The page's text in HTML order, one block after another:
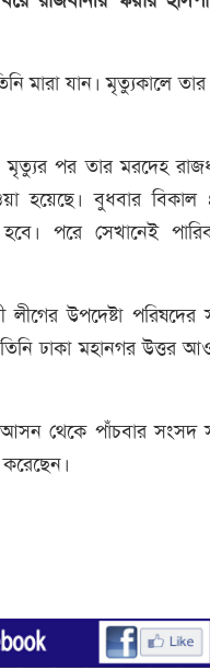
মারা যান। মৃত্যুকালে
মৃত্যুর পর তার মরদেহ
হয়েছে। বুধবার বিকাল
পরে সেখানেই
উপদেষ্টা পরিষদের
ঢাকা মহানগর উত্তর
আসন থেকে পাঁচবার সংসদ
করেছেন।